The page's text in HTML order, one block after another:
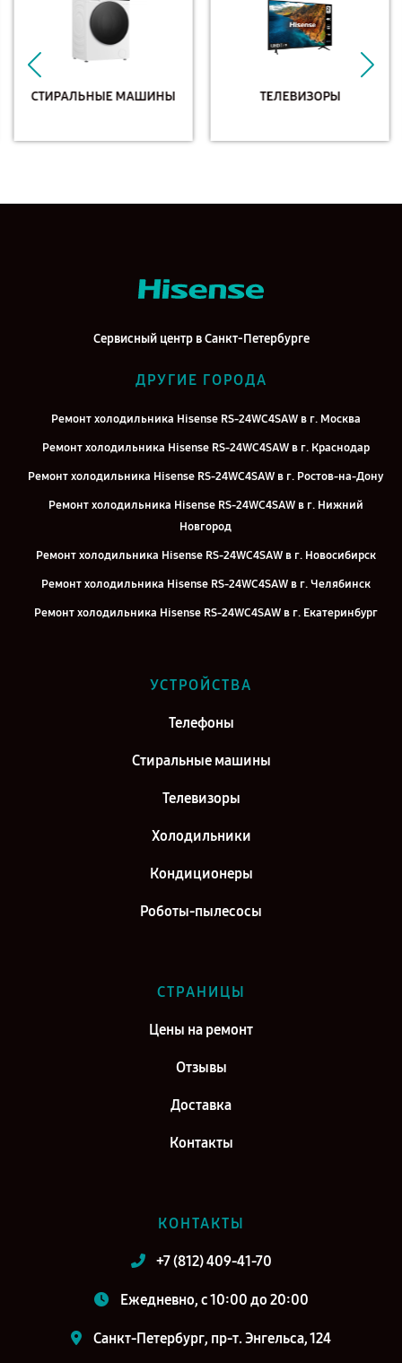
СТИРАЛЬНЫЕ МАШИНЫ ТЕЛЕВИЗОРЫ
Сервисный центр в Санкт-Петербурге
ДРУГИЕ ГОРОДА
Ремонт холодильника Hisense RS-24WC4SAW в г. Москва
Ремонт холодильника Hisense RS-24WC4SAW в г. Краснодар
Ремонт холодильника Hisense RS-24WC4SAW в г. Ростов-на-Дону
Ремонт холодильника Hisense RS-24WC4SAW в г. Нижний
Новгород
Ремонт холодильника Hisense RS-24WC4SAW в г. Новосибирск
Ремонт холодильника Hisense RS-24WC4SAW в г. Челябинск
Ремонт холодильника Hisense RS-24WC4SAW в г. Екатеринбург
Ремонт холодильника Hisense RS-24WC4SAW в г. Самара
Ремонт холодильника Hisense RS-24WC4SAW в г. Киров
УСТРОЙСТВА
Телефоны
Стиральные машины
Телевизоры
Холодильники
Кондиционеры
Роботы-пылесосы
СТРАНИЦЫ
Цены на ремонт
Отзывы
Доставка
Контакты
КОНТАКТЫ
+7 (812) 409-41-70
Ежедневно, с 10:00 до 20:00
Санкт-Петербург, пр-т. Энгельса, 124